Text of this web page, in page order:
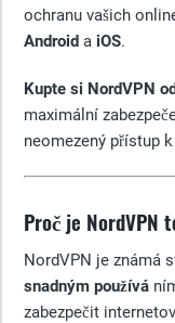
ochranu vašich
Android a iOS.
Kupte si NordVPN
maximální
neomezený přístup
Proč je NordVPN
NordVPN je známá
snadným používá
zabezpečit